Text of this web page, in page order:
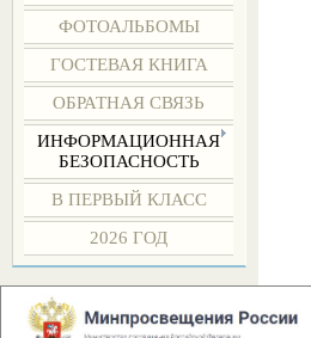
ФОТОАЛЬБОМЫ
ГОСТЕВАЯ КНИГА
ОБРАТНАЯ СВЯЗЬ
ИНФОРМАЦИОННАЯ
БЕЗОПАСНОСТЬ
В ПЕРВЫЙ КЛАСС
2026 ГОД